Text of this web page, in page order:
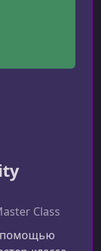
Class
помощью